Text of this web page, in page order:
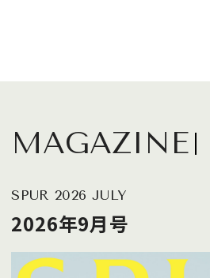
MAGAZINE
SPUR 2026 JULY
2026年9月号